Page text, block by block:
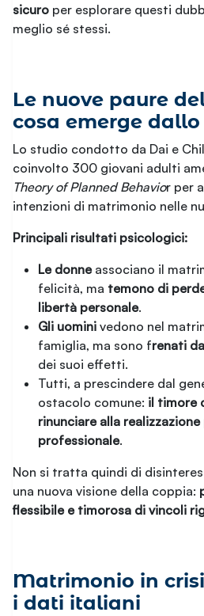
sicuro per esplorare questi
meglio sé stessi.
Le nuove paure
cosa emerge
Lo studio condotto da Dai e
coinvolto 300 giovani adulti
Theory of Planned Behavior per
intenzioni di matrimonio nelle
Principali risultati psicologici:
Le donneassociano il
felicità, ma temono di
libertà personale.
Gli uomini vedono nel
famiglia, ma sono frenati
dei suoi effetti.
Tutti, a prescindere dal
ostacolo comune: il timore
rinunciare alla
professionale.
Non si tratta quindi di
una nuova visione della coppia:
flessibile e timorosa di vincoli
Matrimonio in
i dati italiani